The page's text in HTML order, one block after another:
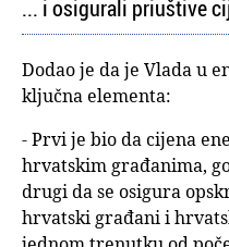
... i osigurali priuštive
Dodao je da je Vlada u
ključna elementa:
- Prvi je bio da cijena
hrvatskim građanima,
drugi da se osigura
hrvatski građani i